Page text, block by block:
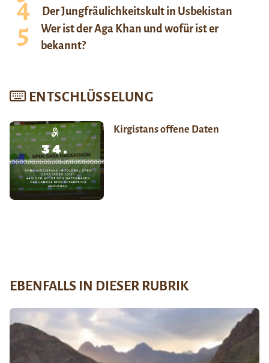
Der Jungfräulichkeitskult in Usbekistan
Wer ist der Aga Khan und wofür ist er
bekannt?
ENTSCHLÜSSELUNG
Kirgistans offene Daten
EBENFALLS IN DIESER RUBRIK